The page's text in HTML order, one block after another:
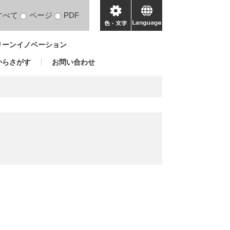
べて ページ PDF
色・
文
language
ーンイノベーション
らさがす お問い合わせ